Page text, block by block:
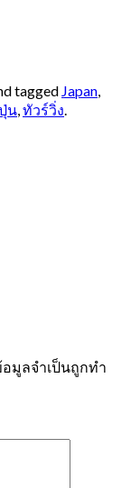
tagged Japan,
น,ทัวร์วิ่ง.
มูลจำเป็นถูกทำ